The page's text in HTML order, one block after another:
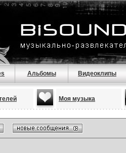
Альбомы Видеоклипы
Моя музыка